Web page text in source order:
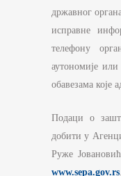
државног
исправне
телефону
аутономије
обавезама које
Подаци о
добити у
Руже
www.sepa.gov.rs